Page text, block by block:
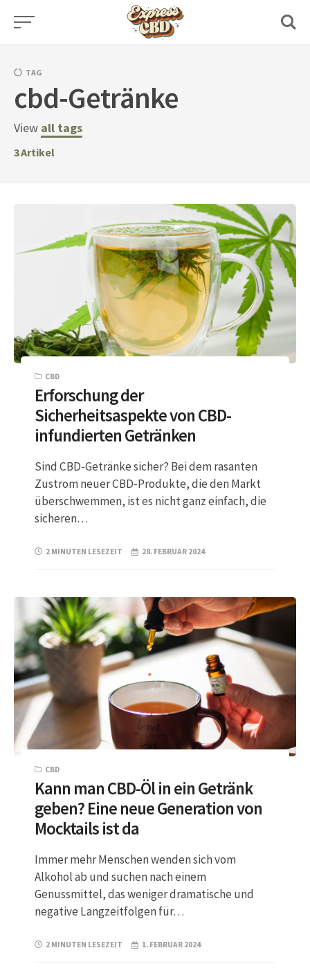
Skip
TAG
cbd-Getränke
View all tags
3Artikel
CBD
Erforschung der
Sicherheitsaspekte von CBD-
infundierten Getränken
Sind CBD-Getränke sicher? Bei dem rasanten
Zustrom neuer CBD-Produkte, die den Markt
überschwemmen, ist es nicht ganz einfach, die
sicheren…
2 MINUTEN LESEZEIT 28. FEBRUAR 2024
CBD
Kann man CBD-Öl in ein Getränk
geben? Eine neue Generation von
Mocktails ist da
Immer mehr Menschen wenden sich vom
Alkohol ab und suchen nach einem
Genussmittel, das weniger dramatische und
negative Langzeitfolgen für…
2 MINUTEN LESEZEIT 1. FEBRUAR 2024